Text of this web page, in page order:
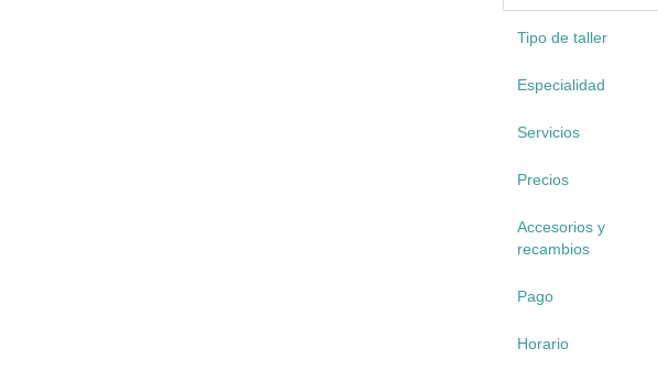
Tipo de taller
Especialidad
Servicios
Precios
Accesorios y
recambios
Pago
Horario